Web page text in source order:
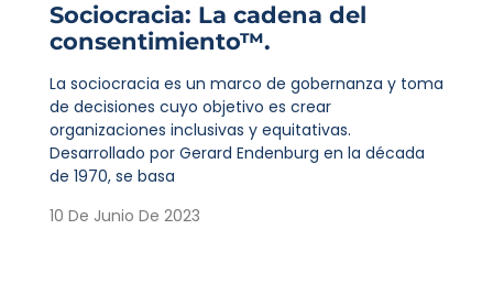
Sociocracia: La cadena del
consentimiento™.
La sociocracia es un marco de gobernanza y toma
de decisiones cuyo objetivo es crear
organizaciones inclusivas y equitativas.
Desarrollado por Gerard Endenburg en la década
de 1970, se basa
10 De Junio De 2023